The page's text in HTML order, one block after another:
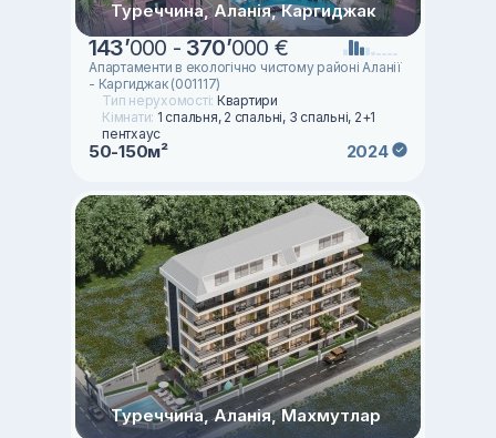
Туреччина, Аланія, Каргиджак
143’000 - 370’000 €
Апартаменти в екологічно чистому районі Аланії
- Каргиджак (001117)
Тип нерухомості: Квартири
Кімнати: 1 спальня, 2 спальні, 3 спальні, 2+1
пентхаус
50-150м² 2024
Туреччина, Аланія, Махмутлар